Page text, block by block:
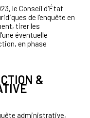
le Conseil d'État
de l'enquête en
tirer les
éventuelle
en phase
&
administrative,